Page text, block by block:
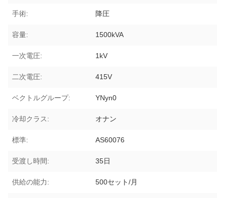
手術: 降圧
容量: 1500kVA
一次電圧: 1kV
二次電圧: 415V
ベクトルグループ: YNyn0
冷却クラス: オナン
標準: AS60076
受渡し時間: 35日
供給の能力: 500セット/月